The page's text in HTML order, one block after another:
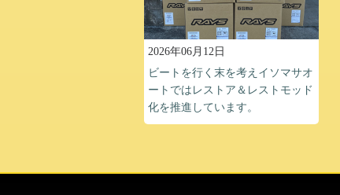
2026年06月12日
ビートを行く末を考えイソマサオ
ートではレストア＆レストモッド
化を推進しています。